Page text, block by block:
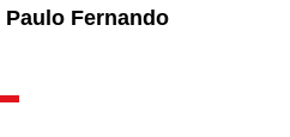
Paulo Fernando